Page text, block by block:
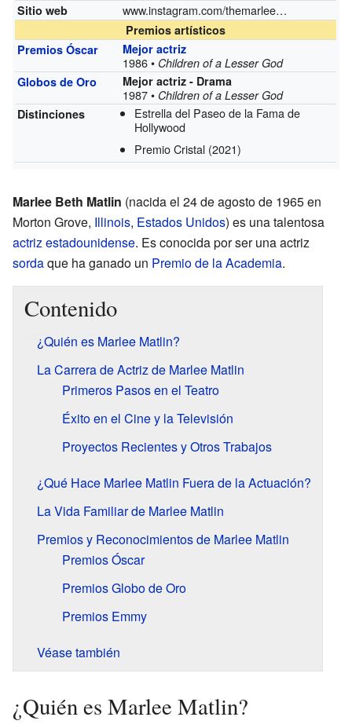
Sitio web www.instagram.com/themarleematlin?igsh=c3VjMThwajMxczUx
Premios artísticos
Premios Óscar
Mejor actriz
1986 • Children of a Lesser God
Globos de Oro
Mejor actriz - Drama
1987 • Children of a Lesser God
Distinciones
Estrella del Paseo de la Fama de
Hollywood
Premio Cristal (2021)
Marlee Beth Matlin (nacida el 24 de agosto de 1965 en
Morton Grove, Illinois, Estados Unidos) es una talentosa
actrizestadounidense. Es conocida por ser una actriz
sordaque ha ganado un Premio de la Academia.
Contenido
¿Quién es Marlee Matlin?
La Carrera de Actriz de Marlee Matlin
Primeros Pasos en el Teatro
Éxito en el Cine y la Televisión
Proyectos Recientes y Otros Trabajos
¿Qué Hace Marlee Matlin Fuera de la Actuación?
La Vida Familiar de Marlee Matlin
Premios y Reconocimientos de Marlee Matlin
Premios Óscar
Premios Globo de Oro
Premios Emmy
Véase también
¿Quién es Marlee Matlin?